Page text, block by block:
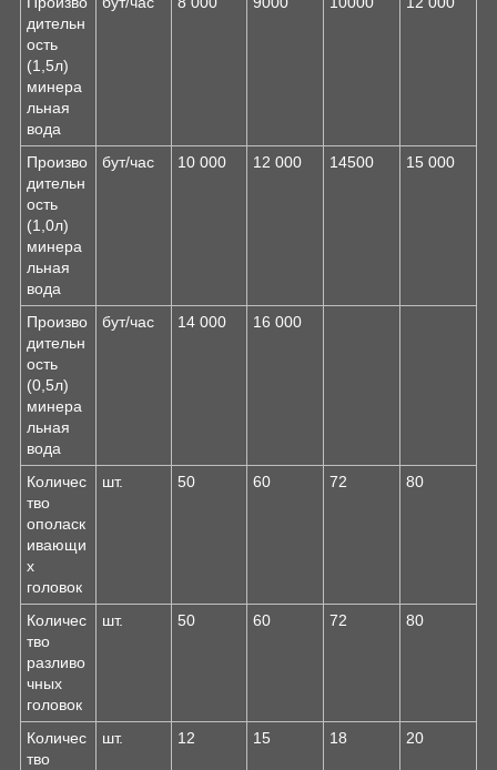
дительн
ость
(1,5л)
минера
льная
вода
Произво
дительн
ость
(1,0л)
минера
льная
вода
бут/час 10 000 12 000 14500 15 000
Произво
дительн
ость
(0,5л)
минера
льная
вода
бут/час 14 000 16 000
Количес
тво
ополаск
ивающи
х
головок
шт. 50 60 72 80
Количес
тво
разливо
чных
головок
шт. 50 60 72 80
Количес
тво
шт. 12 15 18 20